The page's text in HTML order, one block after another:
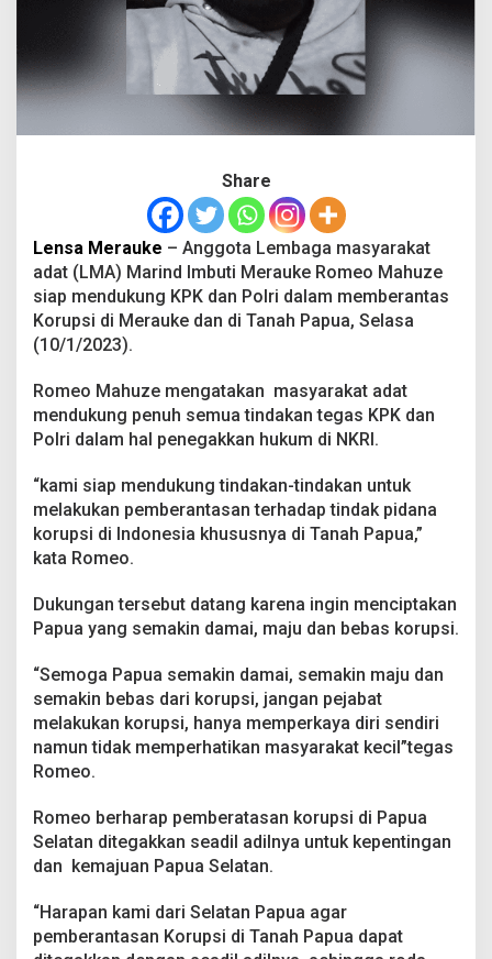
t
i
M
e
r
a
u
e
D
u
k
u
n
g
K
P
a
n
P
o
r
i
B
n
t
K
o
r
u
.
Share
Lensa Merauke – Anggota Lembaga masyarakat
adat (LMA) Marind Imbuti Merauke Romeo Mahuze
siap mendukung KPK dan Polri dalam memberantas
Korupsi di Merauke dan di Tanah Papua, Selasa
(10/1/2023).
Romeo Mahuze mengatakan masyarakat adat
mendukung penuh semua tindakan tegas KPK dan
Polri dalam hal penegakkan hukum di NKRI.
“kami siap mendukung tindakan-tindakan untuk
melakukan pemberantasan terhadap tindak pidana
korupsi di Indonesia khususnya di Tanah Papua,”
kata Romeo.
Dukungan tersebut datang karena ingin menciptakan
Papua yang semakin damai, maju dan bebas korupsi.
“Semoga Papua semakin damai, semakin maju dan
semakin bebas dari korupsi, jangan pejabat
melakukan korupsi, hanya memperkaya diri sendiri
namun tidak memperhatikan masyarakat kecil”tegas
Romeo.
Romeo berharap pemberatasan korupsi di Papua
Selatan ditegakkan seadil adilnya untuk kepentingan
dan kemajuan Papua Selatan.
“Harapan kami dari Selatan Papua agar
pemberantasan Korupsi di Tanah Papua dapat